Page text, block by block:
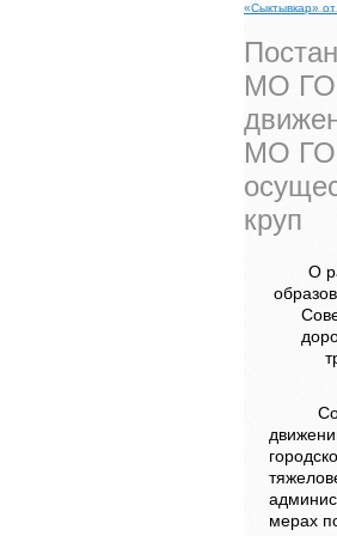
«Сыктывкар»
МО ГО
МО ГО
круп
О
мерах